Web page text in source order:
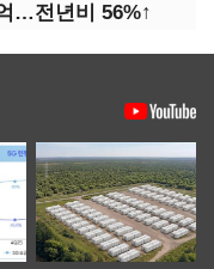
…전년비 56%↑